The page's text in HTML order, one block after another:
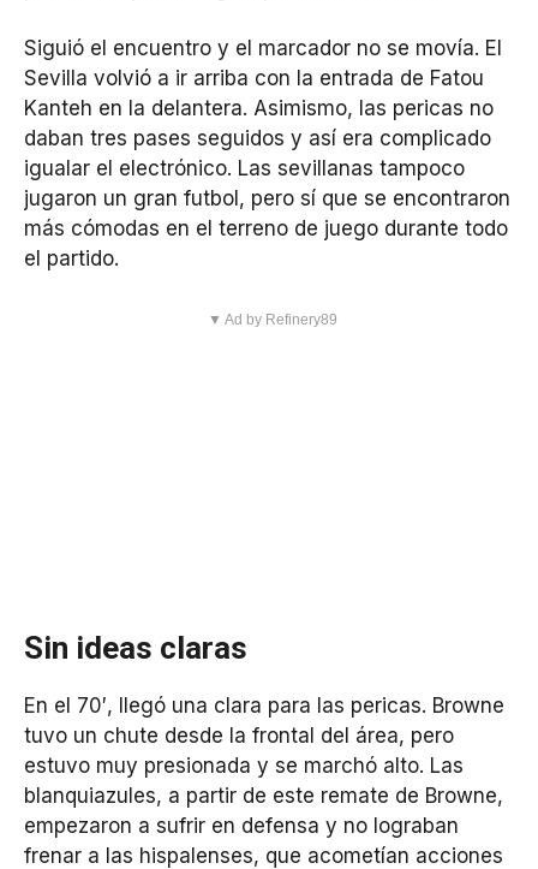
Siguió el encuentro y el marcador no se movía. El
Sevilla volvió a ir arriba con la entrada de Fatou
Kanteh en la delantera. Asimismo, las pericas no
daban tres pases seguidos y así era complicado
igualar el electrónico. Las sevillanas tampoco
jugaron un gran futbol, pero sí que se encontraron
más cómodas en el terreno de juego durante todo
el partido.
▼ Ad by Refinery89
Sin ideas claras
En el 70′, llegó una clara para las pericas. Browne
tuvo un chute desde la frontal del área, pero
estuvo muy presionada y se marchó alto. Las
blanquiazules, a partir de este remate de Browne,
empezaron a sufrir en defensa y no lograban
frenar a las hispalenses, que acometían acciones